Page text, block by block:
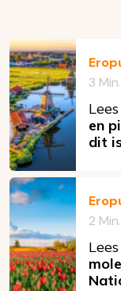
3
en
dit
2